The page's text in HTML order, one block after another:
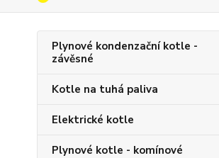
Plynové kondenzační kotle -
závěsné
Kotle na tuhá paliva
Elektrické kotle
Plynové kotle - komínové